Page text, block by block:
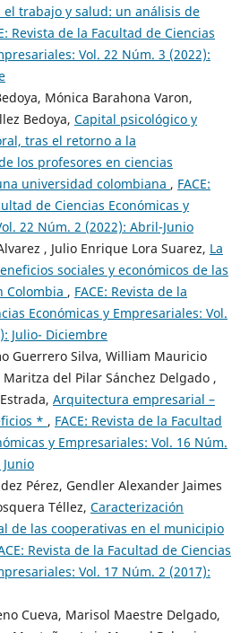
el trabajo y salud: un análisis de
Revista de la Facultad de Ciencias
Vol. 22 Núm. 3 (2022):
Mónica Barahona Varon,
Bedoya, Capital psicológico y
tras el retorno a la
los profesores en ciencias
universidad colombiana , FACE:
de Ciencias Económicas y
22 Núm. 2 (2022): Abril-Junio
, Julio Enrique Lora Suarez, La
sociales y económicos de las
Colombia , FACE: Revista de la
Económicas y Empresariales: Vol.
Julio- Diciembre
Guerrero Silva, William Mauricio
Maritza del Pilar Sánchez Delgado ,
Arquitectura empresarial –
* , FACE: Revista de la Facultad
y Empresariales: Vol. 16 Núm.
Pérez, Gendler Alexander Jaimes
Téllez, Caracterización
de las cooperativas en el municipio
Revista de la Facultad de Ciencias
Vol. 17 Núm. 2 (2017):
Cueva, Marisol Maestre Delgado,